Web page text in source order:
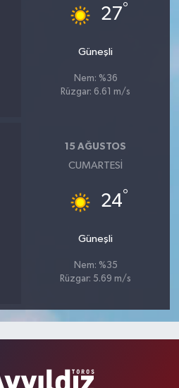
27°
Güneşli
Nem: %36
Rüzgar: 6.61 m/s
15 AĞUSTOS
CUMARTESI
24°
Güneşli
Nem: %35
Rüzgar: 5.69 m/s